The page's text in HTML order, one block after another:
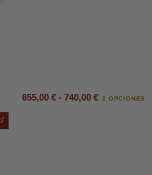
Añadir al carrito
655,00 € - 740,00 € 2 OPCIONES